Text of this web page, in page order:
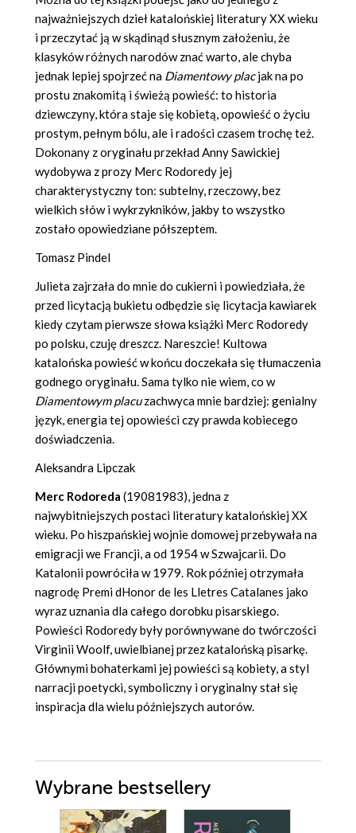
najważniejszych dzieł katalońskiej literatury XX wieku
i przeczytać ją w skądinąd słusznym założeniu, że
klasyków różnych narodów znać warto, ale chyba
jednak lepiej spojrzeć na Diamentowy placjak na po
prostu znakomitą i świeżą powieść: to historia
dziewczyny, która staje się kobietą, opowieść o życiu
prostym, pełnym bólu, ale i radości czasem trochę też.
Dokonany z oryginału przekład Anny Sawickiej
wydobywa z prozy Merc Rodoredy jej
charakterystyczny ton: subtelny, rzeczowy, bez
wielkich słów i wykrzykników, jakby to wszystko
zostało opowiedziane półszeptem.
Tomasz Pindel
Julieta zajrzała do mnie do cukierni i powiedziała, że
przed licytacją bukietu odbędzie się licytacja kawiarek
kiedy czytam pierwsze słowa książki Merc Rodoredy
po polsku, czuję dreszcz. Nareszcie! Kultowa
katalońska powieść w końcu doczekała się tłumaczenia
godnego oryginału. Sama tylko nie wiem, co w
Diamentowym placuzachwyca mnie bardziej: genialny
język, energia tej opowieści czy prawda kobiecego
doświadczenia.
Aleksandra Lipczak
Merc Rodoreda (19081983), jedna z
najwybitniejszych postaci literatury katalońskiej XX
wieku. Po hiszpańskiej wojnie domowej przebywała na
emigracji we Francji, a od 1954 w Szwajcarii. Do
Katalonii powróciła w 1979. Rok później otrzymała
nagrodę Premi dHonor de les Lletres Catalanes jako
wyraz uznania dla całego dorobku pisarskiego.
Powieści Rodoredy były porównywane do twórczości
Virginii Woolf, uwielbianej przez katalońską pisarkę.
Głównymi bohaterkami jej powieści są kobiety, a styl
narracji poetycki, symboliczny i oryginalny stał się
inspiracja dla wielu późniejszych autorów.
Wybrane bestsellery